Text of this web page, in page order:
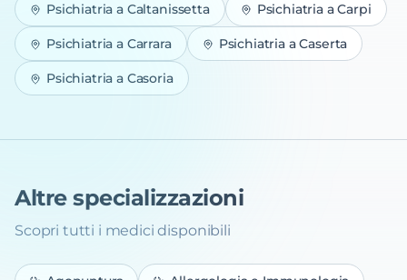
Psichiatria a Caltanissetta PsichiatriaaCarpi
Psichiatria a Carrara PsichiatriaaCaserta
Psichiatria a Casoria
Altre specializzazioni
Scopri tutti i medici disponibili